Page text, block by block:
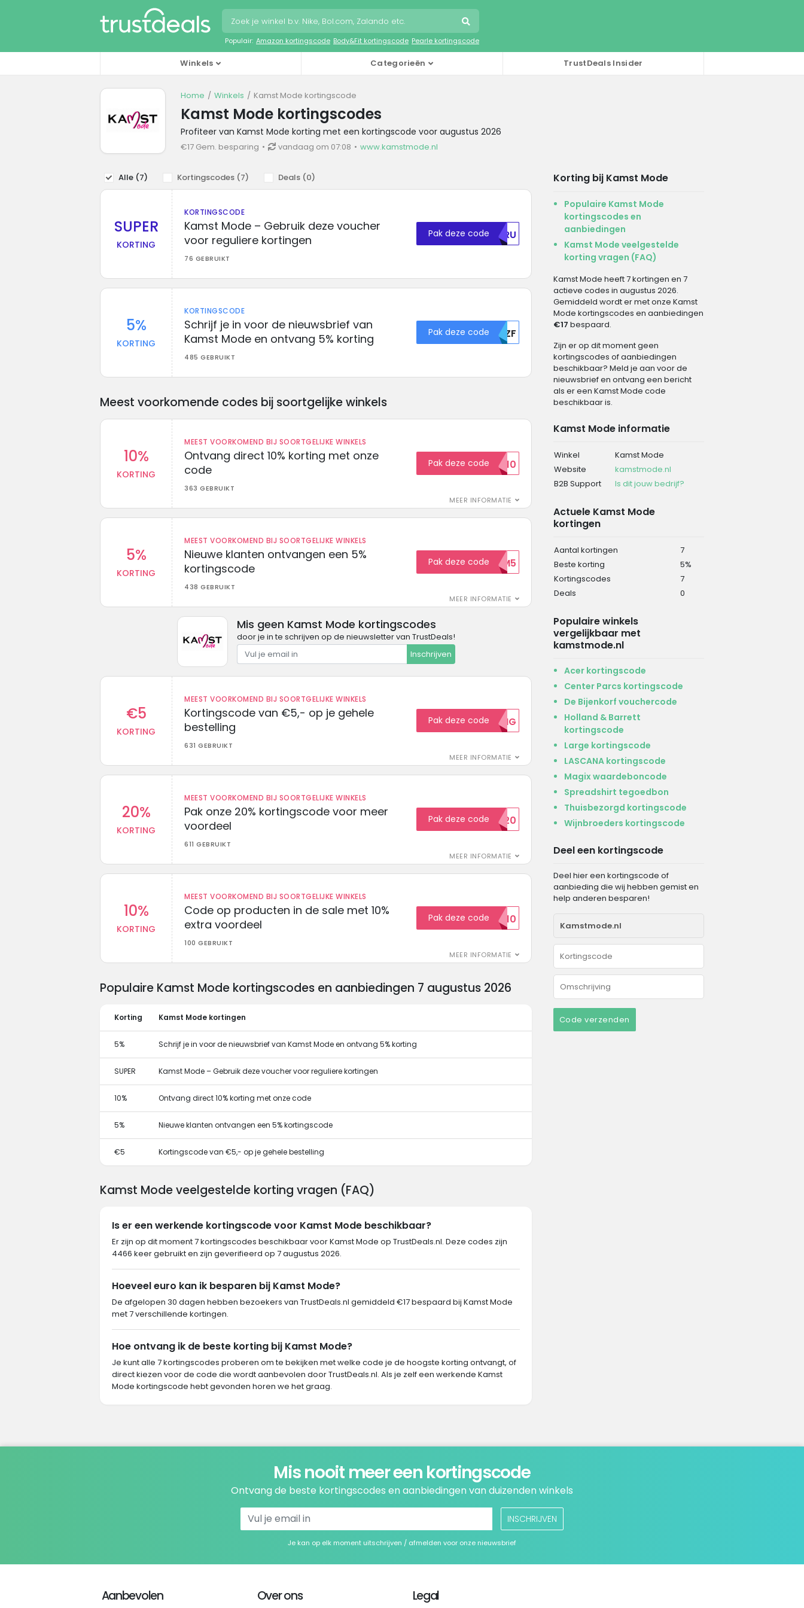
Populair: Amazon kortingscode Body&Fit kortingscode Pearle kortingscode
Winkels Categorieën TrustDeals Insider
Home Winkels Kamst Mode kortingscode
Kamst Mode kortingscodes
Profiteer van Kamst Mode korting met een kortingscode voor augustus 2026
€17 Gem. besparing vandaag om 07:08 www.kamstmode.nl
Alle (7) Kortingscodes (7) Deals (0)
SUPER
KORTING
KORTINGSCODE
Kamst Mode – Gebruik deze voucher
voor reguliere kortingen
76 GEBRUIKT
Pak deze codeWURU
5%
KORTING
KORTINGSCODE
Schrijf je in voor de nieuwsbrief van
Kamst Mode en ontvang 5% korting
485 GEBRUIKT
Pak deze code NUZF
Meest voorkomende codes bij soortgelijke winkels
10%
KORTING
MEEST VOORKOMEND BIJ SOORTGELIJKE WINKELS
Ontvang direct 10% korting met onze
code
363 GEBRUIKT
MEER INFORMATIE
Pak deze codeEXTRA10
5%
KORTING
MEEST VOORKOMEND BIJ SOORTGELIJKE WINKELS
Nieuwe klanten ontvangen een 5%
kortingscode
438 GEBRUIKT
MEER INFORMATIE
Pak deze codeWELKOM5
Mis geen Kamst Mode kortingscodes
door je in te schrijven op de nieuwsletter van TrustDeals!
Inschrijven
€5
KORTING
MEEST VOORKOMEND BIJ SOORTGELIJKE WINKELS
Kortingscode van €5,- op je gehele
bestelling
631 GEBRUIKT
MEER INFORMATIE
Pak deze code5KORTING
20%
KORTING
MEEST VOORKOMEND BIJ SOORTGELIJKE WINKELS
Pak onze 20% kortingscode voor meer
voordeel
611 GEBRUIKT
MEER INFORMATIE
Pak deze codeEXTRA20
10%
KORTING
MEEST VOORKOMEND BIJ SOORTGELIJKE WINKELS
Code op producten in de sale met 10%
extra voordeel
100 GEBRUIKT
MEER INFORMATIE
Pak deze codeSALE10
Korting bij Kamst Mode
Populaire Kamst Mode
kortingscodes en
aanbiedingen
Kamst Mode veelgestelde
korting vragen (FAQ)
Kamst Mode heeft 7 kortingen en 7
actieve codes in augustus 2026.
Gemiddeld wordt er met onze Kamst
Mode kortingscodes en aanbiedingen
€17 bespaard.
Zijn er op dit moment geen
kortingscodes of aanbiedingen
beschikbaar? Meld je aan voor de
nieuwsbrief en ontvang een bericht
als er een Kamst Mode code
beschikbaar is.
Kamst Mode informatie
Winkel
Kamst Mode
Website
kamstmode.nl
B2B Support
Is dit jouw bedrijf?
Actuele Kamst Mode
kortingen
Aantal kortingen
7
Beste korting
5%
Kortingscodes
7
Deals
0
Populaire winkels
vergelijkbaar met
kamstmode.nl
Acer kortingscode
Center Parcs kortingscode
De Bijenkorf vouchercode
Holland & Barrett
kortingscode
Large kortingscode
LASCANA kortingscode
Magix waardeboncode
Spreadshirt tegoedbon
Thuisbezorgd kortingscode
Wijnbroeders kortingscode
Deel een kortingscode
Deel hier een kortingscode of
aanbieding die wij hebben gemist en
help anderen besparen!
Code verzenden
Populaire Kamst Mode kortingscodes en aanbiedingen 7 augustus 2026
Korting Kamst Mode kortingen
5% Schrijf je in voor de nieuwsbrief van Kamst Mode en ontvang 5% korting
SUPER Kamst Mode – Gebruik deze voucher voor reguliere kortingen
10% Ontvang direct 10% korting met onze code
5% Nieuwe klanten ontvangen een 5% kortingscode
€5 Kortingscode van €5,- op je gehele bestelling
Kamst Mode veelgestelde korting vragen (FAQ)
Is er een werkende kortingscode voor Kamst Mode beschikbaar?
Er zijn op dit moment 7 kortingscodes beschikbaar voor Kamst Mode op TrustDeals.nl. Deze codes zijn
4466 keer gebruikt en zijn geverifieerd op 7 augustus 2026.
Hoeveel euro kan ik besparen bij Kamst Mode?
De afgelopen 30 dagen hebben bezoekers van TrustDeals.nl gemiddeld €17 bespaard bij Kamst Mode
met 7 verschillende kortingen.
Hoe ontvang ik de beste korting bij Kamst Mode?
Je kunt alle 7 kortingscodes proberen om te bekijken met welke code je de hoogste korting ontvangt, of
direct kiezen voor de code die wordt aanbevolen door TrustDeals.nl. Als je zelf een werkende Kamst
Mode kortingscode hebt gevonden horen we het graag.
Mis nooit meer een kortingscode
Ontvang de beste kortingscodes en aanbiedingen van duizenden winkels
INSCHRIJVEN
Je kan op elk moment uitschrijven / afmelden voor onze nieuwsbrief
Aanbevolen Over ons Legal